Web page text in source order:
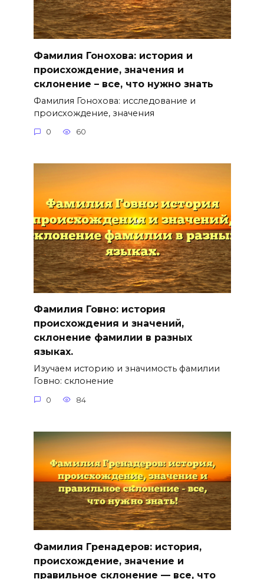
Фамилия Гонохова: история и
происхождение, значения и
склонение – все, что нужно знать
Фамилия Гонохова: исследование и
происхождение, значения
0 60
Фамилия Говно: история
происхождения и значений,
склонение фамилии в разных
языках.
Изучаем историю и значимость фамилии
Говно: склонение
0 84
Фамилия Гренадеров: история,
происхождение, значение и
правильное склонение — все, что